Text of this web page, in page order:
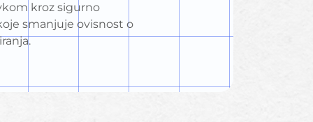
kroz sigurno
smanjuje ovisnost o